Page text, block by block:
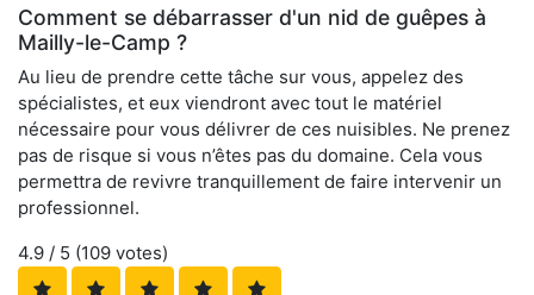
Comment se débarrasser d'un nid de guêpes à
Mailly-le-Camp ?
Au lieu de prendre cette tâche sur vous, appelez des
spécialistes, et eux viendront avec tout le matériel
nécessaire pour vous délivrer de ces nuisibles. Ne prenez
pas de risque si vous n’êtes pas du domaine. Cela vous
permettra de revivre tranquillement de faire intervenir un
professionnel.
4.9 / 5 (109 votes)